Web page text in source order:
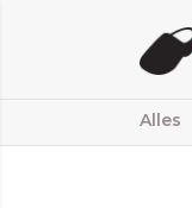
Alles